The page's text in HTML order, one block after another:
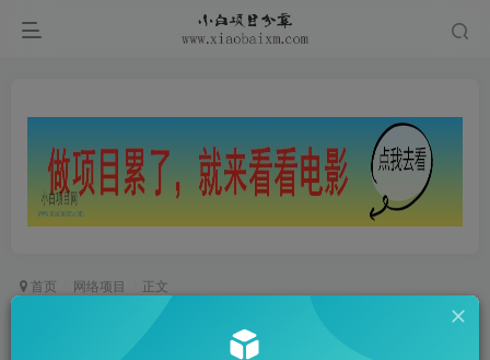
首页 网络项目 正文
AI+公众号爆文玩法，每天十分钟，批量矩阵操